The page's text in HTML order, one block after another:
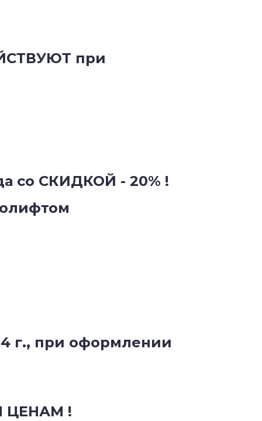
при
со СКИДКОЙ - 20% !
г., при оформлении
ЦЕНАМ !